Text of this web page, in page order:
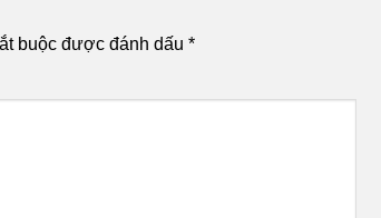
buộc được đánh dấu *